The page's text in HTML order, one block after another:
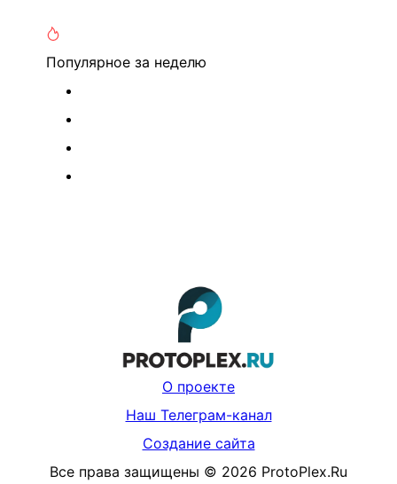
Популярное за неделю
О проекте
Наш Телеграм-канал
Создание сайта
Все права защищены © 2026 ProtoPlex.Ru